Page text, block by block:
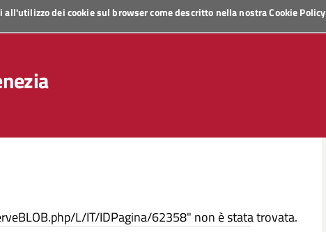
all'utilizzo dei cookie sul browser come descritto nella nostraCookie Policy
L/IT/IDPagina/62358" non è stata trovata.